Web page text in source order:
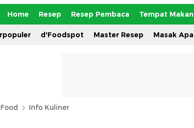
Home Resep Resep Pembaca Tempat Makan
d'Foodspot Master Resep Masak Apa
Info Kuliner